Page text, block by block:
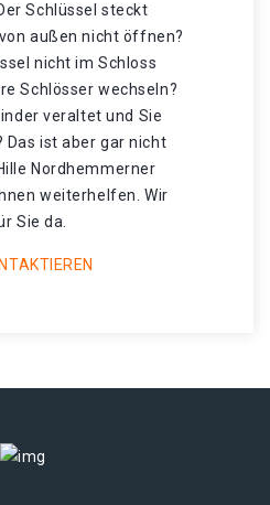
Schlüssel steckt
außen nicht öffnen?
nicht im Schloss
Schlösser wechseln?
veraltet und Sie
Das ist aber gar nicht
Nordhemmerner
weiterhelfen. Wir
Sie da.